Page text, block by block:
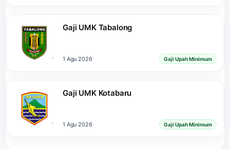
Gaji UMK Tabalong
1 Agu 2026 Gaji Upah Minimum
Gaji UMK Kotabaru
1 Agu 2026 Gaji Upah Minimum